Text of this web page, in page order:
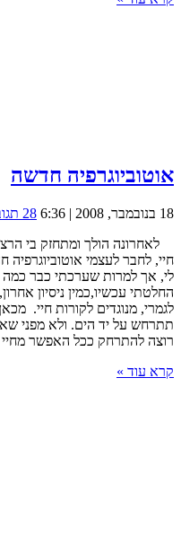
אוטוביוגרפיה חדשה
18 בנובמבר, 2008 | 6:36
28 תגובות
לאחרונה הולך ומתחזק בי
חיי, לחבר לעצמי
לי, אך למרות שערכתי כבר כמה
החלטתי עכשיו,כמין ניסיון
לגמרי, מנוגדים לקורות חיי.
תתרחש על יד הים. ולא מפני
רוצה להתרחק ככל האפשר מחיי
קרא עוד »